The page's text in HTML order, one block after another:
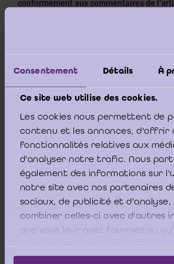
Consentement Détails À
Ce site web utilise des cookies.
Les cookies nous permettent de
contenu et les annonces, d'offrir
fonctionnalités relatives aux
d'analyser notre trafic. Nous
également des informations sur
notre site avec nos partenaires
sociaux, de publicité et
combiner celles-ci avec d'autres
que vous leur avez fournies ou
services.
conformément aux commentaires de
Les frais de démolition sont inclus
Alternative 3
Choix de l’alternative 2 mais suite à la
value de réévaluation sur le terrain
moins – value enregistrée sur les
Alternative 4
Procéder à une correction d'erreur et
valeur du terrain la valeur des
démolis et si après démolition il est
valeur du terrain nu, procéder ou non à